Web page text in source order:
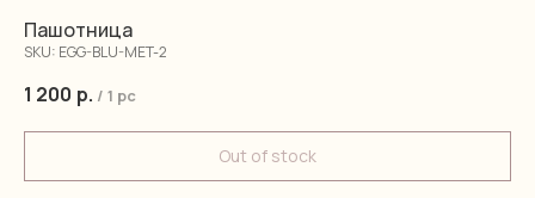
Пашотница
SKU: EGG-BLU-MET-2
1 200 р. / 1 pc
Out of stock